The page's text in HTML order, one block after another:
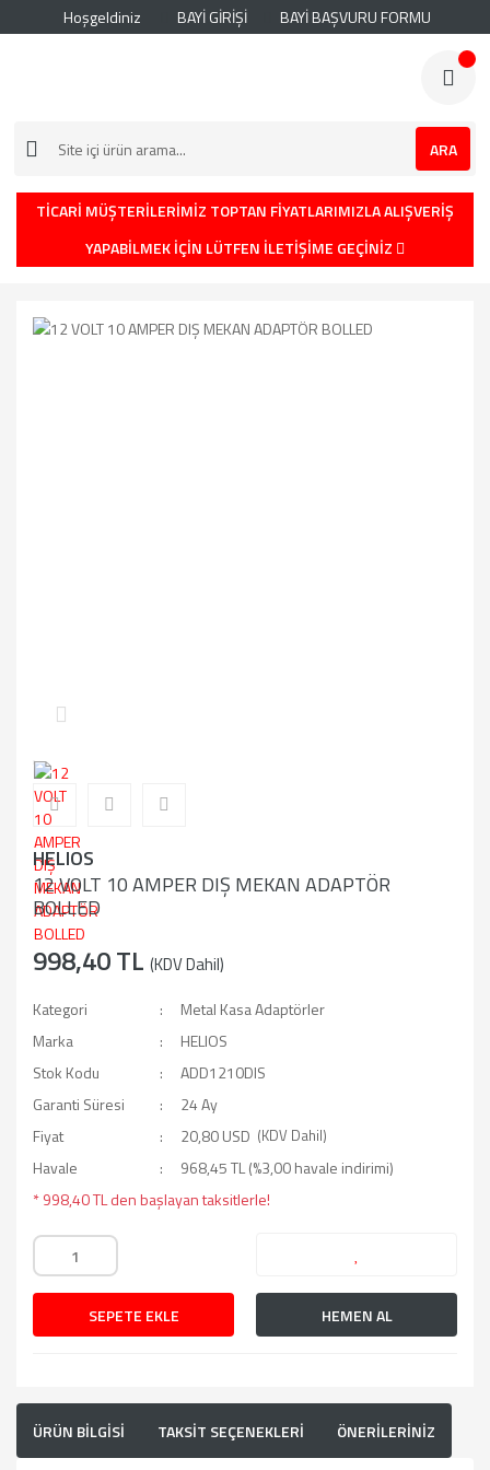
Hoşgeldiniz BAYİ GİRİŞİ BAYİ BAŞVURU FORMU
ARA
TİCARİ MÜŞTERİLERİMİZ TOPTAN FİYATLARIMIZLA ALIŞVERİŞ
YAPABİLMEK İÇİN LÜTFEN İLETİŞİME GEÇİNİZ
HELIOS
12 VOLT 10 AMPER DIŞ MEKAN ADAPTÖR
BOLLED
998,40 TL (KDV Dahil)
Kategori
Metal Kasa Adaptörler
Marka
HELIOS
Stok Kodu
ADD1210DIS
Garanti Süresi
24 Ay
Fiyat
20,80 USD (KDV Dahil)
Havale
968,45 TL (%3,00 havale indirimi)
* 998,40 TL den başlayan taksitlerle!
SEPETE EKLE HEMEN AL
ÜRÜN BİLGİSİ TAKSİT SEÇENEKLERİ ÖNERİLERİNİZ